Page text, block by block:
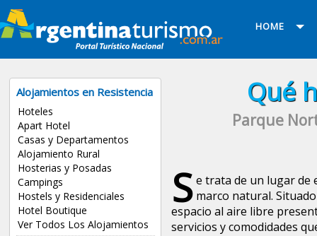
HOME
Alojamientos en Resistencia
Hoteles
Apart Hotel
Casas y Departamentos
Alojamiento Rural
Hosterias y Posadas
Campings
Hostels y Residenciales
Hotel Boutique
Ver Todos Los Alojamientos
Qué
Parque
Se trata de un lugar de
marco natural.
espacio al aire libre
servicios y comodidades